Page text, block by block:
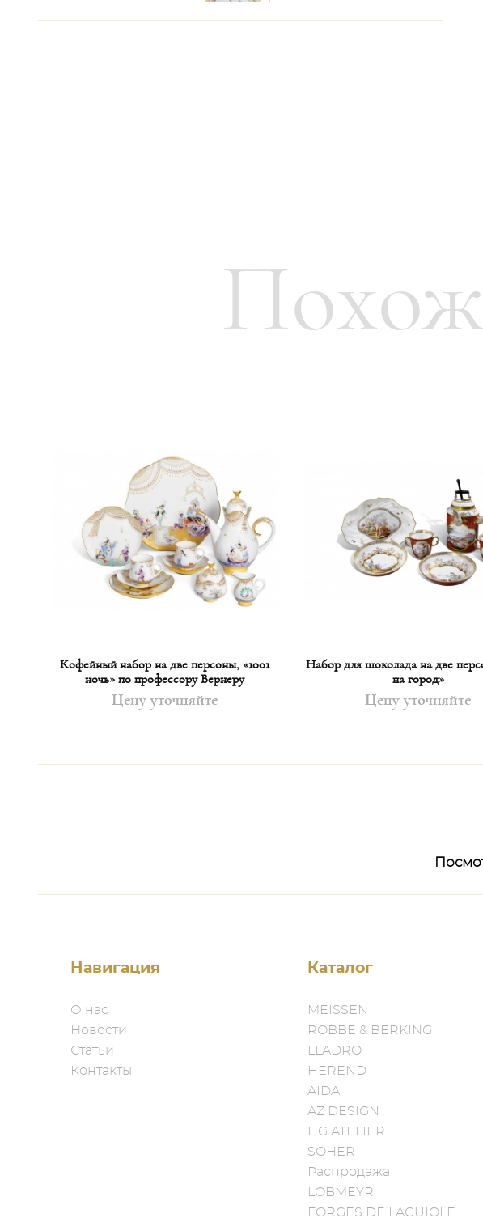
Кофейный набор на две персоны, «1001
ночь» по профессору Вернеру
Цену уточняйте
Набор для шоколада на две
на город»
Цену уточняйте
Навигация
О нас
Новости
Статьи
Контакты
Каталог
MEISSEN
ROBBE & BERKING
LLADRO
HEREND
AIDA
AZ DESIGN
HG ATELIER
SOHER
Распродажа
LOBMEYR
FORGES DE LAGUIOLE